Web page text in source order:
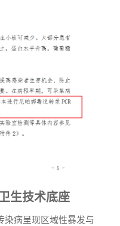
生技术底座
病呈现区域性暴发与